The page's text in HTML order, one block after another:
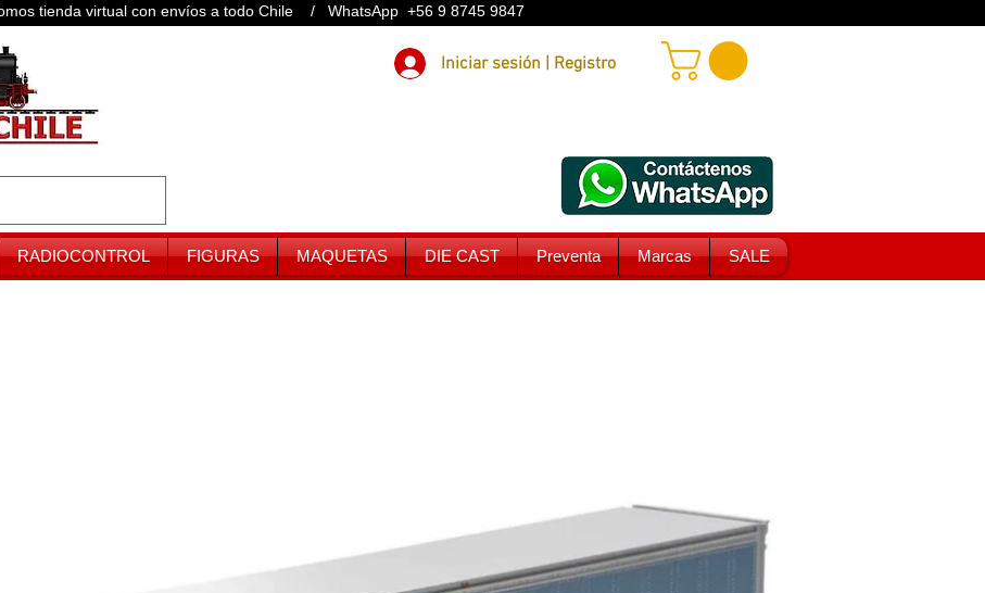
tienda virtual con envíos a todo Chile / WhatsApp +56 9 8745 9847
Iniciar sesión | Registro
RADIOCONTROL FIGURAS MAQUETAS DIE CAST Preventa Marcas SALE